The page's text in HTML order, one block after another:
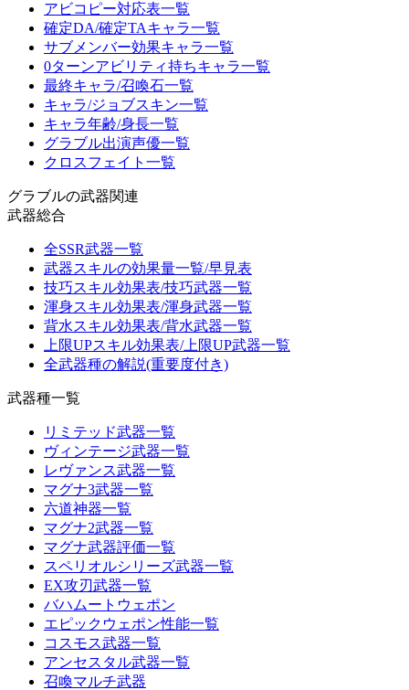
アビコピー対応表一覧
確定DA/確定TAキャラ一覧
サブメンバー効果キャラ一覧
0ターンアビリティ持ちキャラ一覧
最終キャラ/召喚石一覧
キャラ/ジョブスキン一覧
キャラ年齢/身長一覧
グラブル出演声優一覧
クロスフェイト一覧
グラブルの武器関連
武器総合
全SSR武器一覧
武器スキルの効果量一覧/早見表
技巧スキル効果表/技巧武器一覧
渾身スキル効果表/渾身武器一覧
背水スキル効果表/背水武器一覧
上限UPスキル効果表/上限UP武器一覧
全武器種の解説(重要度付き)
武器種一覧
リミテッド武器一覧
ヴィンテージ武器一覧
レヴァンス武器一覧
マグナ3武器一覧
六道神器一覧
マグナ2武器一覧
マグナ武器評価一覧
スペリオルシリーズ武器一覧
EX攻刃武器一覧
バハムートウェポン
エピックウェポン性能一覧
コスモス武器一覧
アンセスタル武器一覧
召喚マルチ武器